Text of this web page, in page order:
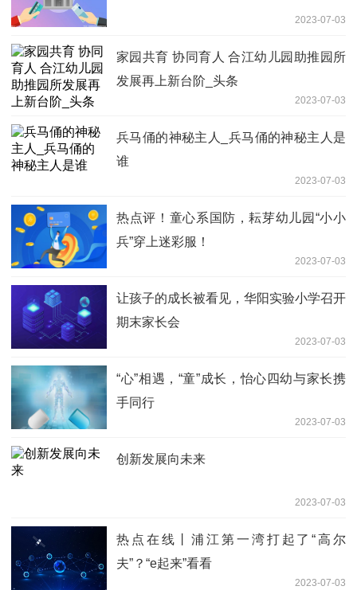
2023-07-03
家园共育 协同育人 合江幼儿园助推园所
发展再上新台阶_头条
2023-07-03
兵马俑的神秘主人_兵马俑的神秘主人是
谁
2023-07-03
热点评！童心系国防，耘芽幼儿园“小小
兵”穿上迷彩服！
2023-07-03
让孩子的成长被看见，华阳实验小学召开
期末家长会
2023-07-03
“心”相遇，“童”成长，怡心四幼与家长携
手同行
2023-07-03
创新发展向未来
2023-07-03
热点在线丨浦江第一湾打起了“高尔
夫”？“e起来”看看
2023-07-03